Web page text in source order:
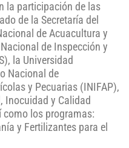
la participación de las
de la Secretaría del
de Acuacultura y
de Inspección y
la Universidad
Nacional de
y Pecuarias (INIFAP),
Inocuidad y Calidad
los programas:
y Fertilizantes para el